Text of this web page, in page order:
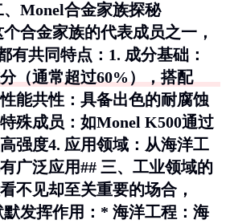
Monel合金家族探秘
合金家族的代表成员之一，
有共同特点：1. 成分基础 ：
（通常超过60%），搭配
性能共性 ：具备出色的耐腐蚀
特殊成员 ：如Monel K500通过
强度4. 应用领域 ：从海洋工
广泛应用## 三、工业领域的
不见却至关重要的场合，
默发挥作用：* 海洋工程：海